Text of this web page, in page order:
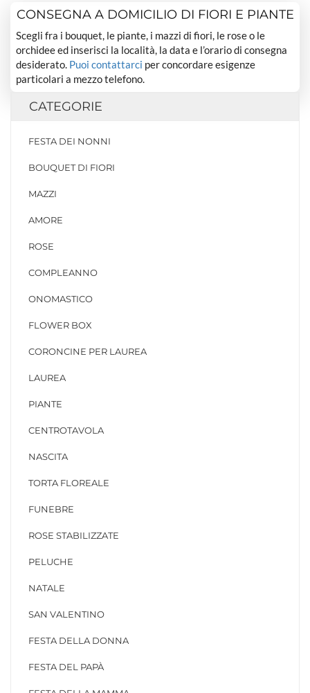
CONSEGNA A DOMICILIO DI FIORI E PIANTE
Scegli fra i bouquet, le piante, i mazzi di fiori, le rose o le
orchidee ed inserisci la località, la data e l’orario di consegna
desiderato. Puoi contattarci per concordare esigenze
particolari a mezzo telefono.
CATEGORIE
FESTA DEI NONNI
BOUQUET DI FIORI
MAZZI
AMORE
ROSE
COMPLEANNO
ONOMASTICO
FLOWER BOX
CORONCINE PER LAUREA
LAUREA
PIANTE
CENTROTAVOLA
NASCITA
TORTA FLOREALE
FUNEBRE
ROSE STABILIZZATE
PELUCHE
NATALE
SAN VALENTINO
FESTA DELLA DONNA
FESTA DEL PAPÀ